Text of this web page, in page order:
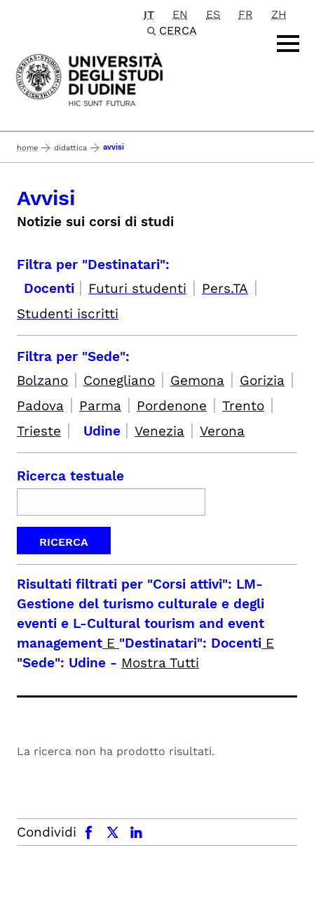
Passa al contenuto principale
IT EN ES FR
ZH
CERCA
home didattica avvisi
Avvisi
Notizie sui corsi di studi
Filtra per "Destinatari":
Docenti | Futuri studenti | Pers.TA |
Studenti iscritti
Filtra per "Sede":
Bolzano | Conegliano | Gemona | Gorizia |
Padova | Parma | Pordenone | Trento |
Trieste | Udine | Venezia | Verona
Ricerca testuale
Risultati filtrati per "Corsi attivi": LM-
Gestione del turismo culturale e degli
eventi e L-Cultural tourism and event
management E "Destinatari": Docenti E
"Sede": Udine - Mostra Tutti
La ricerca non ha prodotto risultati.
Condividi
facebook x.com linkedin